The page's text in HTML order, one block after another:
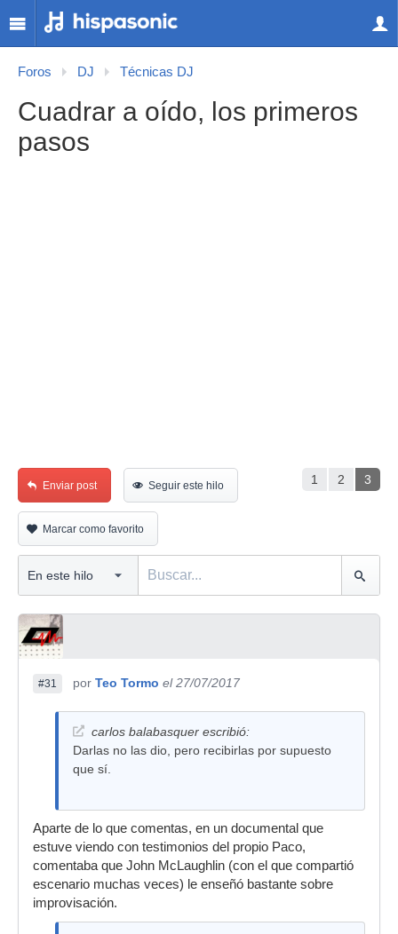
Foros DJ Técnicas DJ
Cuadrar a oído, los primeros
pasos
1 2 3
Enviar post Seguir este hilo
Marcar como favorito
#31 por Teo Tormo el 27/07/2017
carlos balabasquer escribió:
Darlas no las dio, pero recibirlas por supuesto
que sí.
Aparte de lo que comentas, en un documental que
estuve viendo con testimonios del propio Paco,
comentaba que John McLaughlin (con el que compartió
escenario muchas veces) le enseñó bastante sobre
improvisación.